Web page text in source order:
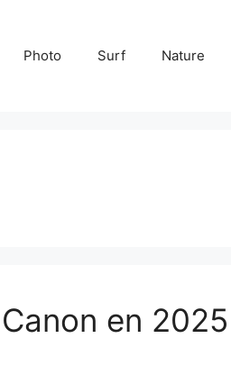
Photo Surf Nature
en 2025